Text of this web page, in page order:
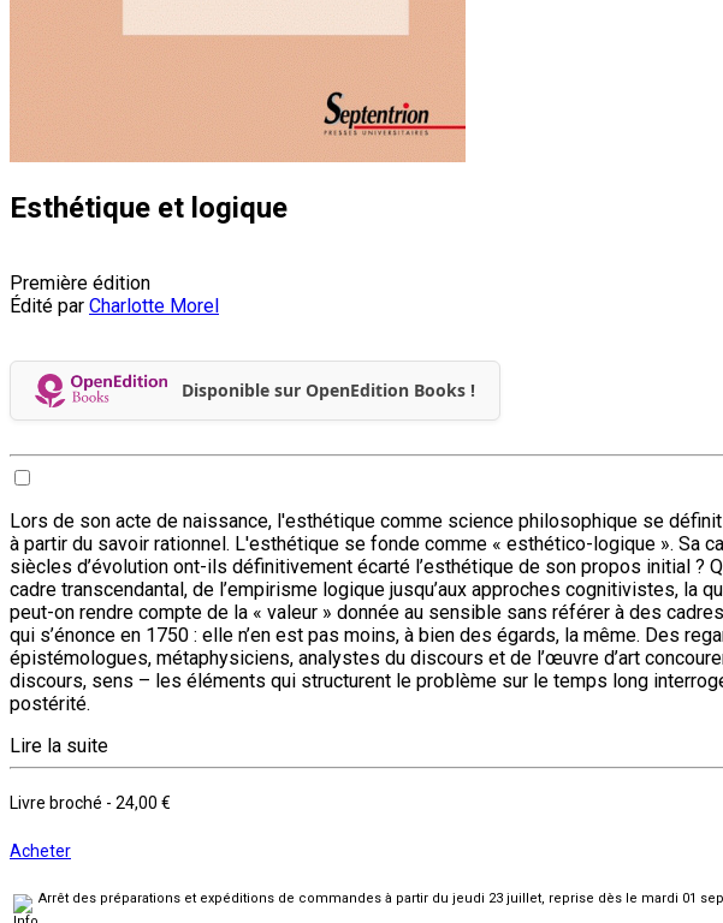
Esthétique et logique
Première édition
Édité par Charlotte Morel
Disponible sur OpenEdition Books !
Lors de son acte de naissance, l'esthétique comme science philosophique se
à partir du savoir rationnel. L'esthétique se fonde comme « esthético-logique ». Sa
siècles d’évolution ont-ils définitivement écarté l’esthétique de son propos initial
cadre transcendantal, de l’empirisme logique jusqu’aux approches cognitivistes, la
peut-on rendre compte de la « valeur » donnée au sensible sans référer à des
qui s’énonce en 1750 : elle n’en est pas moins, à bien des égards, la même. Des
épistémologues, métaphysiciens, analystes du discours et de l’œuvre d’art
discours, sens – les éléments qui structurent le problème sur le temps long
postérité.
Lire la suite
Livre broché - 24,00 €
Acheter
Arrêt des préparations et expéditions de commandes à partir du jeudi 23 juillet, reprise dès le mardi 01